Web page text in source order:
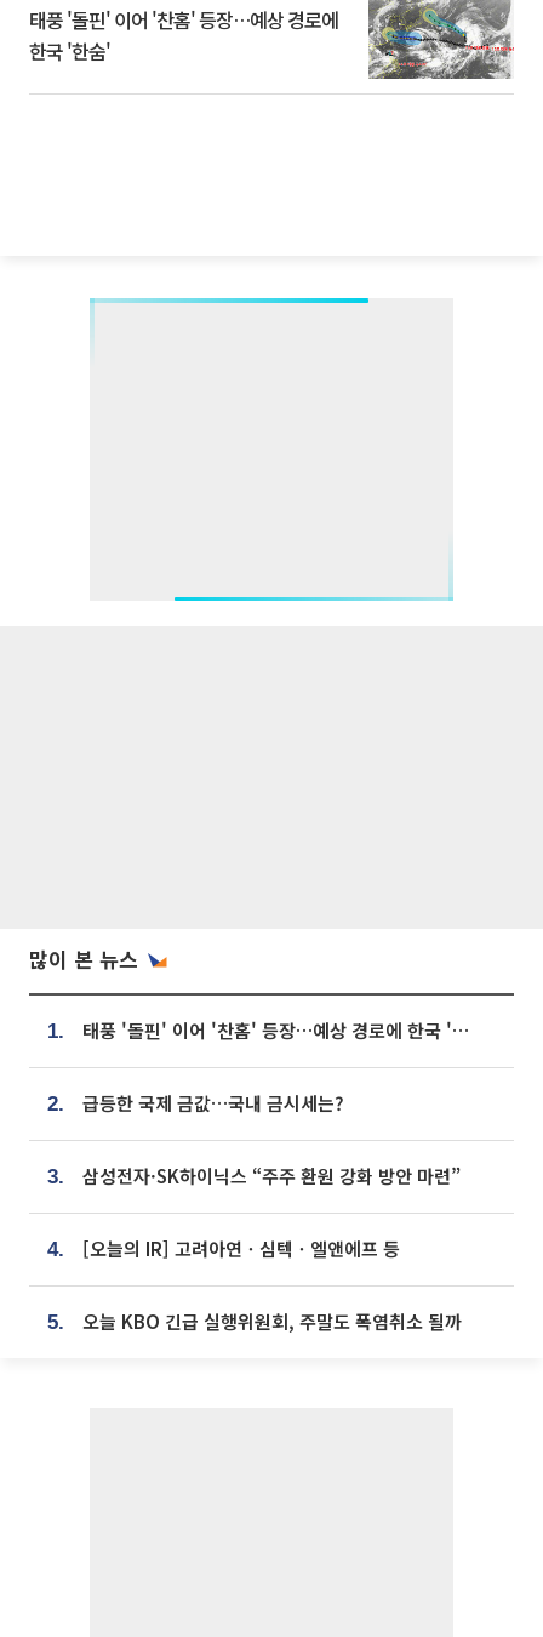
태풍 '돌핀' 이어 '찬홈' 등장…예상 경로에
한국 '한숨'
많이 본 뉴스
1. 태풍 '돌핀' 이어 '찬홈' 등장…예상 경로에 한국 '한숨'
2. 급등한 국제 금값…국내 금시세는?
3. 삼성전자·SK하이닉스 “주주 환원 강화 방안 마련”
4. [오늘의 IR] 고려아연ㆍ심텍ㆍ엘앤에프 등
5. 오늘 KBO 긴급 실행위원회, 주말도 폭염취소 될까